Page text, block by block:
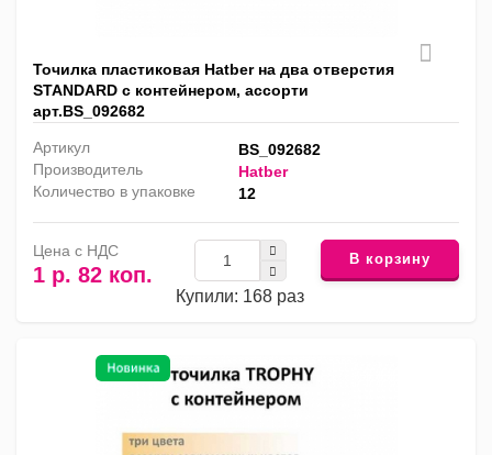
Точилка пластиковая Hatber на два отверстия
STANDARD с контейнером, ассорти
арт.BS_092682
Артикул
BS_092682
Производитель
Hatber
Количество в упаковке
12
Цена с НДС
1 р. 82 коп.
Купили: 168 раз
В корзину